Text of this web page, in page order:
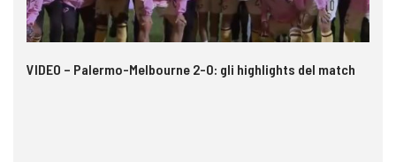
VIDEO – Palermo-Melbourne 2-0: gli highlights del match